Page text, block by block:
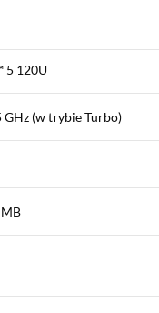
5 120U
(w trybie Turbo)